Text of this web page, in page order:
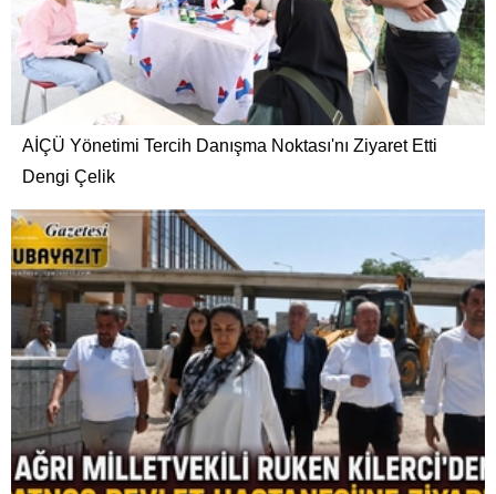
AİÇÜ Yönetimi Tercih Danışma Noktası'nı Ziyaret Etti
Dengi Çelik